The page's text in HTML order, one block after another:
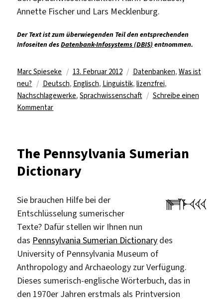
Annette Fischer und Lars Mecklenburg.
Der Text ist zum überwiegenden Teil den entsprechenden
Infoseiten desDatenbank-Infosystems (DBIS) entnommen.
Autor
Marc Spieseke
Veröffentlicht
am
13. Februar 2012 Kategorien
Datenbanken, Was ist
neu?
Schlagwörter
Deutsch, Englisch, Linguistik, lizenzfrei,
Nachschlagewerke,Sprachwissenschaft
Schreibe einen
Kommentarzu
Mouton
de
Gruyter
verfügbar
The Pennsylvania Sumerian
Dictionary
Sie brauchen Hilfe bei der
Entschlüsselung sumerischer
Texte? Dafür stellen wir Ihnen nun
das Pennsylvania Sumerian Dictionary des
University of Pennsylvania Museum of
Anthropology and Archaeology zur Verfügung.
Dieses sumerisch-englische Wörterbuch, das in
den 1970er Jahren erstmals als Printversion